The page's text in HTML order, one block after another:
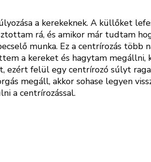
a kerekeknek. A küllőket
rá, és amikor már tudtam
munka. Ez a centrírozás
a kereket és hagytam megállni,
ezért felül egy centrírozó súlyt
megáll, akkor sohase legyen
a centrírozással.